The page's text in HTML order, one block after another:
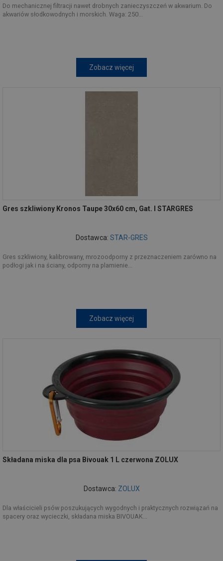
Do mechanicznej filtracji nawet drobnych zanieczyszczeń w akwarium. Do
akwariów słodkowodnych i morskich. Waga: 250...
Zobacz więcej
Gres szkliwiony Kronos Taupe 30x60 cm, Gat. I STARGRES
Dostawca: STAR-GRES
Gres szkliwiony, kalibrowany, mrozoodporny z przeznaczeniem zarówno na
podłogi jak i na ściany, odporny na plamienie...
Zobacz więcej
Składana miska dla psa Bivouak 1 L czerwona ZOLUX
Dostawca: ZOLUX
Dla właścicieli psów poszukujących wygodnych i praktycznych rozwiązań na
spacery oraz wycieczki, składana miska BIVOUAK...